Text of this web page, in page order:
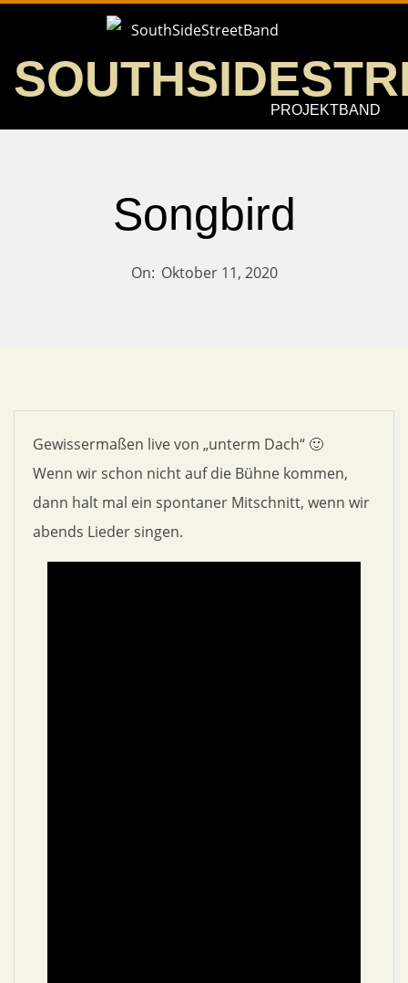
content
PROJEKTBAND
Songbird
On: Oktober 11, 2020
Gewissermaßen live von „unterm Dach“ 🙂
Wenn wir schon nicht auf die Bühne kommen,
dann halt mal ein spontaner Mitschnitt, wenn wir
abends Lieder singen.